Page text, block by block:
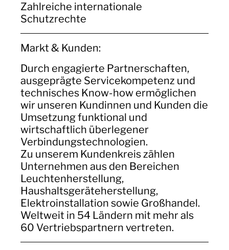
Zahlreiche internationale
Schutzrechte
Markt & Kunden:
Durch engagierte Partnerschaften,
ausgeprägte Servicekompetenz und
technisches Know-how ermöglichen
wir unseren Kundinnen und Kunden die
Umsetzung funktional und
wirtschaftlich überlegener
Verbindungstechnologien.
Zu unserem Kundenkreis zählen
Unternehmen aus den Bereichen
Leuchtenherstellung,
Haushaltsgeräteherstellung,
Elektroinstallation sowie Großhandel.
Weltweit in 54 Ländern mit mehr als
60 Vertriebspartnern vertreten.